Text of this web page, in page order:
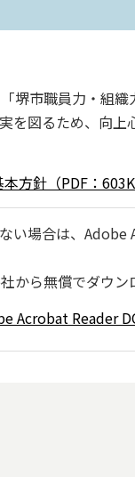
堺市職員力・組
を図るため、向
方針（PDF：
い場合は、
から無償でダウン
Acrobat Reader